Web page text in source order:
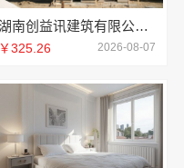
湖南创益讯建筑有限公司-环保材料口碑好
￥325.26 2026-08-07